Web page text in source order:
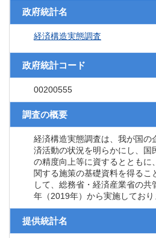
政府統計名
経済構造実態調査
政府統計コード
00200555
調査の概要
経済構造実態調査は、我が国の
済活動の状況を明らかにし、国
の精度向上等に資するとともに
関する施策の基礎資料を得るこ
して、総務省・経済産業省の共
年（2019年）から実施しており
提供統計名